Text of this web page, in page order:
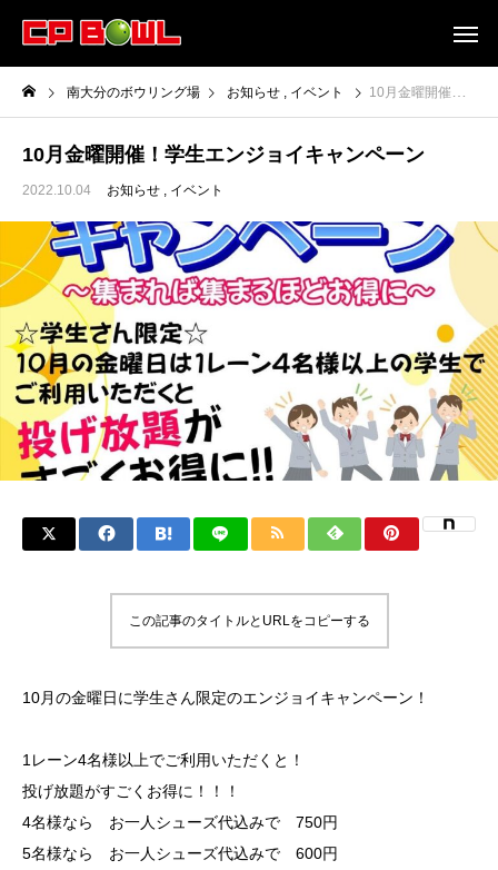
南大分のボウリング場 お知らせ イベント 10月金曜開催！学生エンジョイキャンペーン
10月金曜開催！学生エンジョイキャンペーン
2022.10.04 お知らせ イベント
この記事のタイトルとURLをコピーする
10月の金曜日に学生さん限定のエンジョイキャンペーン！
1レーン4名様以上でご利用いただくと！
投げ放題がすごくお得に！！！
4名様なら お一人シューズ代込みで 750円
5名様なら お一人シューズ代込みで 600円